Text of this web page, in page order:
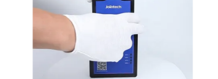
PRIVACY
POLICY